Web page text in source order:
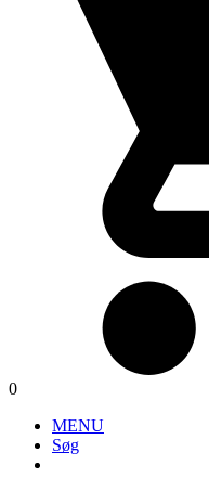
0
MENU
Søg